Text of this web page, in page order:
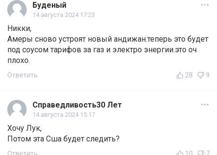
Буденый
14 августа 2024 17:23
Никки,
Амеры сново устроят новый андижан.теперь это будет
под соусом тарифов за газ и электро энергии.это оч
плохо.
Ответить 28 9
Справедливость30 Лет
14 августа 2024 15:17
Хочу Лук,
Потом эта Сша будет следить?